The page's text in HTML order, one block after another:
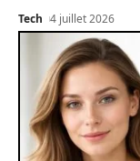
Tech 4 juillet 2026